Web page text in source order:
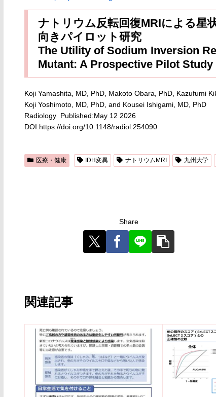
ナトリウム反転回復MRIによる星
向きパイロット研究
The Utility of Sodium Inversion
Mutant: A Prospective Pilot Study
Koji Yamashita, MD, PhD, Makoto Obara, PhD, Kazufumi
Koji Yoshimoto, MD, PhD, and Kousei Ishigami, MD, PhD
Radiology Published:May 12 2026
DOI:https://doi.org/10.1148/radiol.254090
医療・健康 IDH変異 ナトリウムMRI 九州大学
Share
関連記事